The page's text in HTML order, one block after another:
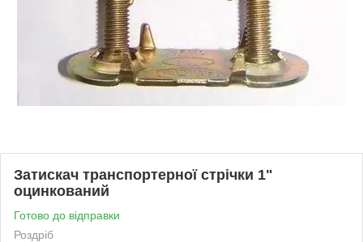
Затискач транспортерної стрічки 1"
оцинкований
Готово до відправки
Роздріб